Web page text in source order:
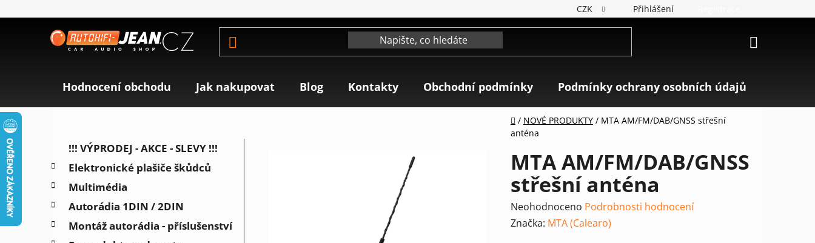
na
CZK Přihlášení
Hodnocení obchodu Jak nakupovat Blog Kontakty Obchodní podmínky Podmínky ochrany osobních údajů
Domů
/ NOVÉ PRODUKTY / MTA AM/FM/DAB/GNSS střešní
anténa
o
t
r
a
Přeskočit
t
e
g
o
r
i
!!! VÝPRODEJ - AKCE - SLEVY !!!
Elektronické plašiče škůdců
Multimédia
Autorádia 1DIN / 2DIN
Montáž autorádia - příslušenství
MTA AM/FM/DAB/GNSS
střešní anténa
Průměrné
hodnocení
Neohodnoceno Podrobnosti hodnocení
Značka: MTA (Calearo)